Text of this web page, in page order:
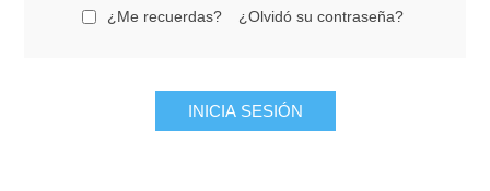
¿Me recuerdas? ¿Olvidó su contraseña?
INICIA SESIÓN